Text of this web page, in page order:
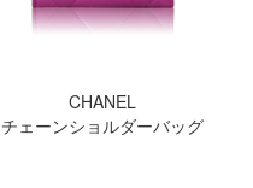
CHANEL
チェーンショルダーバッグ